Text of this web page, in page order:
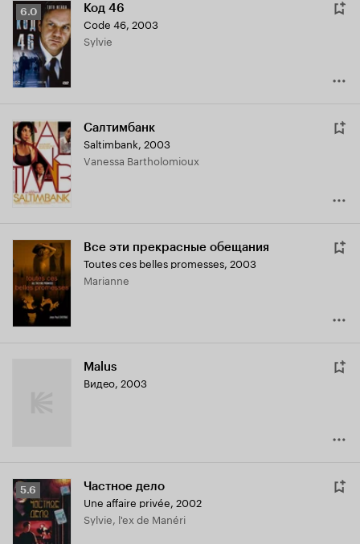
Рейтинг
Кинопоиска
6.0
6.0 Код 46
Code 46, 2003
Sylvie
Салтимбанк
Saltimbank, 2003
Vanessa Bartholomioux
Все эти прекрасные обещания
Toutes ces belles promesses, 2003
Marianne
Malus
Видео, 2003
Рейтинг
Кинопоиска
5.6
5.6 Частное дело
Une affaire privée, 2002
Sylvie, l'ex de Manéri